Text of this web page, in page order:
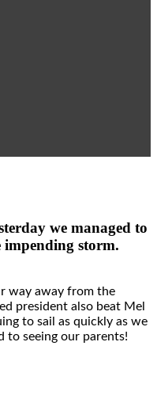
we managed to
storm.
way away from the
president also beat Mel
to sail as quickly as we
to seeing our parents!